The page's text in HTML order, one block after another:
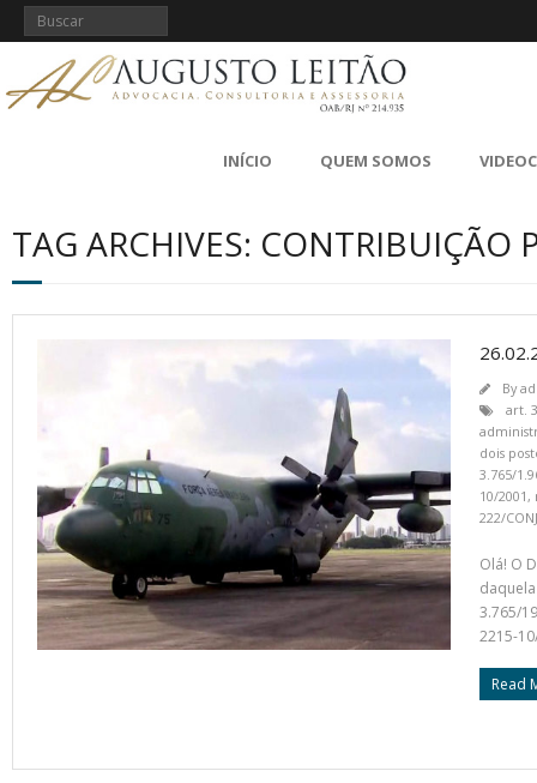
INÍCIO QUEM SOMOS
TAG ARCHIVES: CONTRIBUIÇÃO
By
art.
dois
3.765/
10/2001 ,
222/
Olá! O
3.765/
2215-
Read